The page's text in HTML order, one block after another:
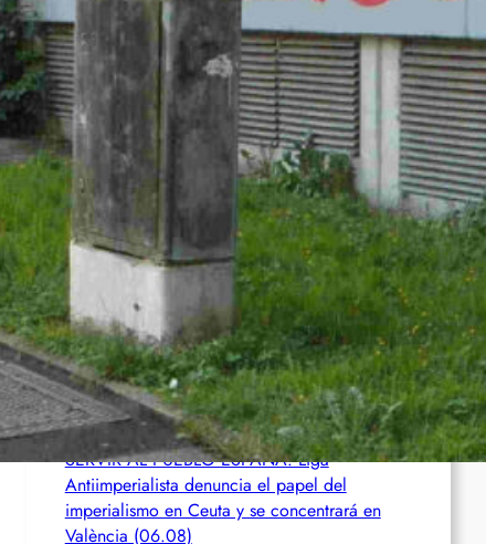
USA: Autumn Hill prangert ihre politische
Verurteilung zu 50 Jahren Haft wegen ihres
Kampfes gegen die ICE an
Chile: Zwei mutmaßliche Mitglieder des
Mapuche-Widerstands nach mehr als vier
Jahren auf der Flucht festgenommen
Zusammenfassung und Redebeiträge der
Demo 2026 in Gedenken an Ferhat Mayouf
SERVIR AL PUEBLO ESPANA: Liga
Antiimperialista denuncia el papel del
imperialismo en Ceuta y se concentrará en
València (06.08)